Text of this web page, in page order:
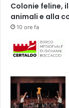
Colonie feline,
animali e alla
10 ore fa